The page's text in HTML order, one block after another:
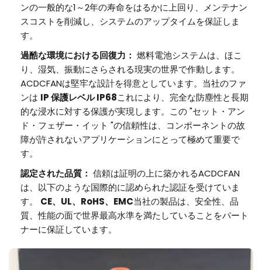
ンの一般的な1～2年の寿命をはるかに上回り、メンテナン
スコストを削減し、システムのアップタイムを保証しま
す。
過酷な環境における回復力： 燃料電池システムは、ほこ
り、湿気、振動にさらされる現実の世界で作動します。
ACDCFANは堅牢な設計を得意としています。当社のファ
ンは IP保護レベルIP68これにより、完全な防塵性と長期
的な浸水に対する保護が実現します。この "セット・アン
ド・フェザー・イット "の信頼性は、コンポーネントの故
障が許されないアプリケーションにとって極めて重要で
す。
認定された品質： 信頼は証明の上に築かれるACDCFAN
は、以下のような国際的に認められた認証を受けていま
す。 CE、UL、RoHS、EMC当社の製品は、安全性、品
質、性能の面で世界最高水準を満たしていることをパート
ナーに保証しています。